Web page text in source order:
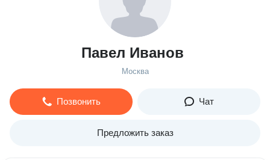
Павел Иванов
Москва
Позвонить Чат
Предложить заказ